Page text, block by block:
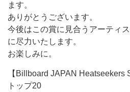
ます。
ありがとうございます。
今後はこの賞に見合うアーティ
に尽力いたします。
お楽しみに。
【Billboard JAPAN Heatseekers
トップ20